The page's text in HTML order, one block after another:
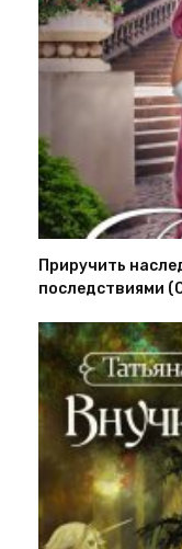
Приручить
последствиями